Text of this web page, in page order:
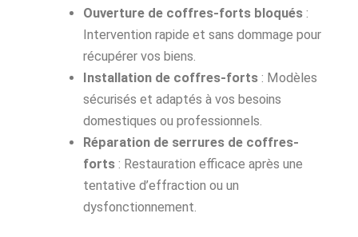
Ouverture de coffres-forts bloqués :
Intervention rapide et sans dommage pour
récupérer vos biens.
Installation de coffres-forts : Modèles
sécurisés et adaptés à vos besoins
domestiques ou professionnels.
Réparation de serrures de coffres-
forts : Restauration efficace après une
tentative d’effraction ou un
dysfonctionnement.